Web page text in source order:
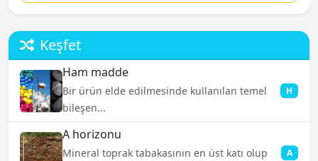
Keşfet
Ham madde
Bir ürün elde edilmesinde kullanılan temel
bileşen...
H
A horizonu
Mineral toprak tabakasının en üst katı olup
A